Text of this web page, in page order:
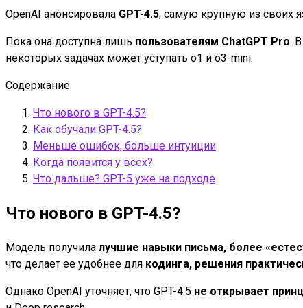
OpenAI анонсировала GPT-4.5, самую крупную из своих
Пока она доступна лишь пользователям ChatGPT Pro.
некоторых задачах может уступать o1 и o3-mini.
Содержание
Что нового в GPT-4.5?
Как обучали GPT-4.5?
Меньше ошибок, больше интуиции
Когда появится у всех?
Что дальше? GPT-5 уже на подходе
Что нового в GPT-4.5?
Модель получила лучшие навыки письма, более
что делает ее удобнее для кодинга, решения
Однако OpenAI уточняет, что GPT-4.5 не открывает